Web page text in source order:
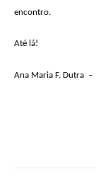
encontro.
Até lá!
Ana Maria F. Dutra –